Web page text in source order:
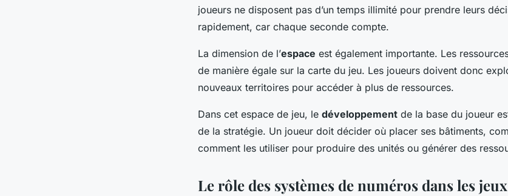
joueurs ne disposent pas d’un temps illimité pour prendre leurs
rapidement, car chaque seconde compte.
La dimension de l’espace est également importante. Les
de manière égale sur la carte du jeu. Les joueurs doivent donc
nouveaux territoires pour accéder à plus de ressources.
Dans cet espace de jeu, le développement de la base du joueur
de la stratégie. Un joueur doit décider où placer ses bâtiments,
comment les utiliser pour produire des unités ou générer des
Le rôle des systèmes de numéros dans les